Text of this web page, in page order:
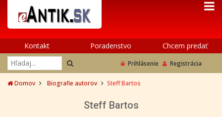
Kontakt Poradenstvo Chcem predať
Prihlásenie Registrácia
Domov Biografie autorov Steff Bartos
Steff Bartos